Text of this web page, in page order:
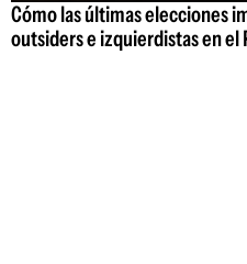
Cómo las últimas elecciones
outsiders e izquierdistas en el